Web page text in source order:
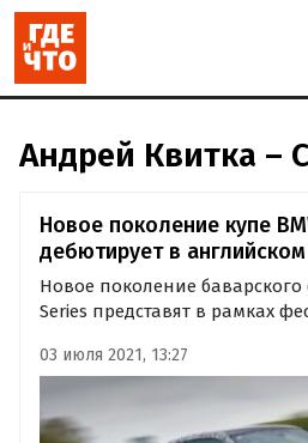
Андрей Квитка –
Новое поколение купе
дебютирует в
Новое поколение баварского
Series представят в рамках
Великобритании.
03 июля 2021, 13:27